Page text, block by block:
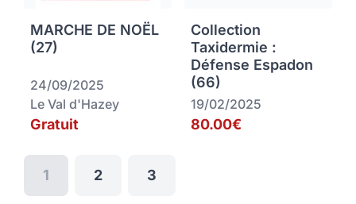
MARCHE DE NOËL
(27)
24/09/2025
Le Val d'Hazey
Gratuit
Collection
Taxidermie :
Défense Espadon
(66)
19/02/2025
80.00€
1 2 3